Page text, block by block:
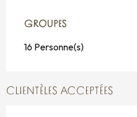
GROUPES
GROUPES
16 Personne(s)
CLIENTÈLES ACCEPTÉES